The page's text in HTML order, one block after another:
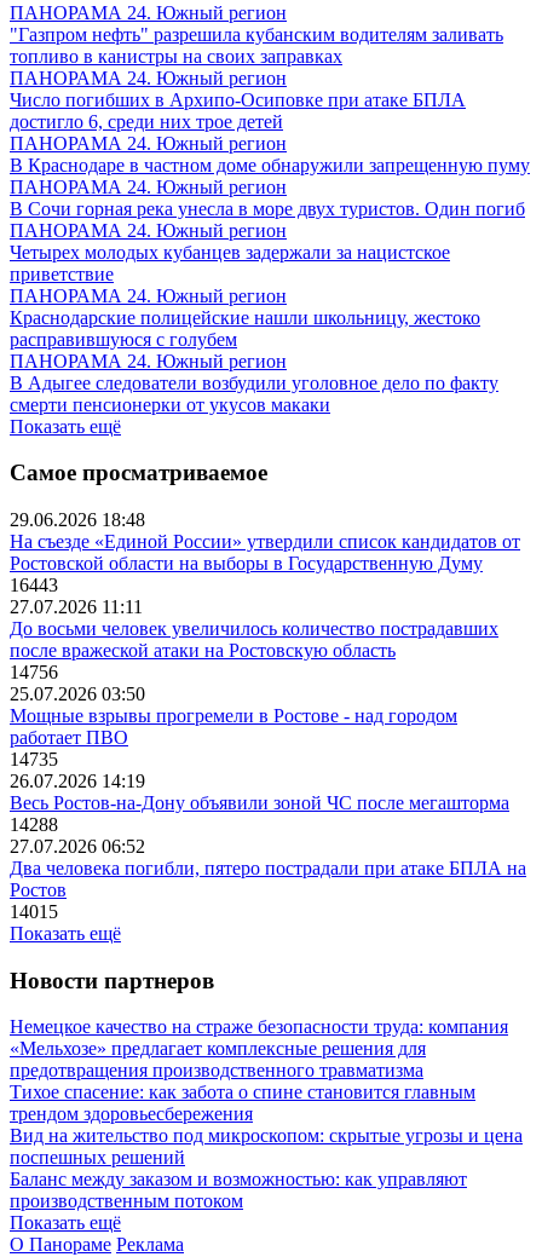
ПАНОРАМА 24. Южный регион
"Газпром нефть" разрешила кубанским водителям заливать
топливо в канистры на своих заправках
ПАНОРАМА 24. Южный регион
Число погибших в Архипо-Осиповке при атаке БПЛА
достигло 6, среди них трое детей
ПАНОРАМА 24. Южный регион
В Краснодаре в частном доме обнаружили запрещенную пуму
ПАНОРАМА 24. Южный регион
В Сочи горная река унесла в море двух туристов. Один погиб
ПАНОРАМА 24. Южный регион
Четырех молодых кубанцев задержали за нацистское
приветствие
ПАНОРАМА 24. Южный регион
Краснодарские полицейские нашли школьницу, жестоко
расправившуюся с голубем
ПАНОРАМА 24. Южный регион
В Адыгее следователи возбудили уголовное дело по факту
смерти пенсионерки от укусов макаки
Показать ещё
Самое просматриваемое
29.06.2026 18:48
На съезде «Единой России» утвердили список кандидатов от
Ростовской области на выборы в Государственную Думу
16443
27.07.2026 11:11
До восьми человек увеличилось количество пострадавших
после вражеской атаки на Ростовскую область
14756
25.07.2026 03:50
Мощные взрывы прогремели в Ростове - над городом
работает ПВО
14735
26.07.2026 14:19
Весь Ростов-на-Дону объявили зоной ЧС после мегашторма
14288
27.07.2026 06:52
Два человека погибли, пятеро пострадали при атаке БПЛА на
Ростов
14015
Показать ещё
Новости партнеров
Немецкое качество на страже безопасности труда: компания
«Мельхозе» предлагает комплексные решения для
предотвращения производственного травматизма
Тихое спасение: как забота о спине становится главным
трендом здоровьесбережения
Вид на жительство под микроскопом: скрытые угрозы и цена
поспешных решений
Баланс между заказом и возможностью: как управляют
производственным потоком
Показать ещё
О Панораме Реклама